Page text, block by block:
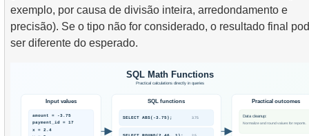
exemplo, por causa de divisão inteira, arredondamento e
precisão). Se o tipo não for considerado, o resultado final
ser diferente do esperado.